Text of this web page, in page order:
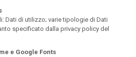
Dati di utilizzo; varie tipologie di Dati
specificato dalla privacy policy del
e Google Fonts